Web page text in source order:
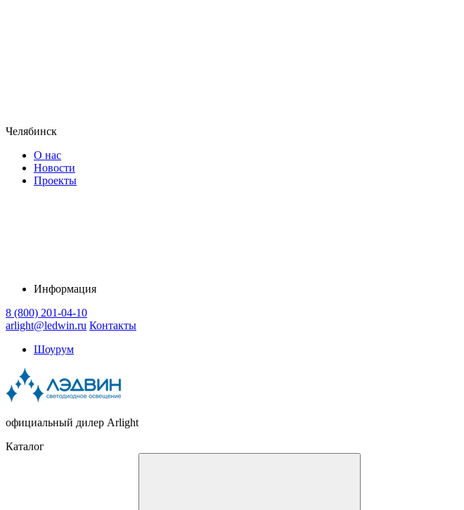
Челябинск
О нас
Новости
Проекты
Информация
8 (800) 201-04-10
arlight@ledwin.ru Контакты
Шоурум
официальный дилер Arlight
Каталог